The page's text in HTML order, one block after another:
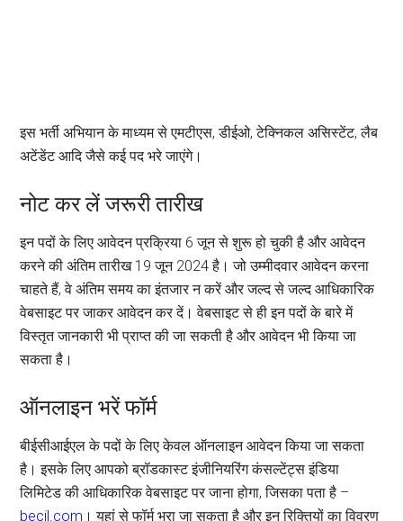
इस भर्ती अभियान के माध्यम से एमटीएस, डीईओ, टेक्निकल असिस्टेंट, लैब
अटेंडेंट आदि जैसे कई पद भरे जाएंगे।
नोट कर लें जरूरी तारीख
इन पदों के लिए आवेदन प्रक्रिया 6 जून से शुरू हो चुकी है और आवेदन
करने की अंतिम तारीख 19 जून 2024 है। जो उम्मीदवार आवेदन करना
चाहते हैं, वे अंतिम समय का इंतजार न करें और जल्द से जल्द आधिकारिक
वेबसाइट पर जाकर आवेदन कर दें। वेबसाइट से ही इन पदों के बारे में
विस्तृत जानकारी भी प्राप्त की जा सकती है और आवेदन भी किया जा
सकता है।
ऑनलाइन भरें फॉर्म
बीईसीआईएल के पदों के लिए केवल ऑनलाइन आवेदन किया जा सकता
है। इसके लिए आपको ब्रॉडकास्ट इंजीनियरिंग कंसल्टेंट्स इंडिया
लिमिटेड की आधिकारिक वेबसाइट पर जाना होगा, जिसका पता है –
becil.com । यहां से फॉर्म भरा जा सकता है और इन रिक्तियों का विवरण